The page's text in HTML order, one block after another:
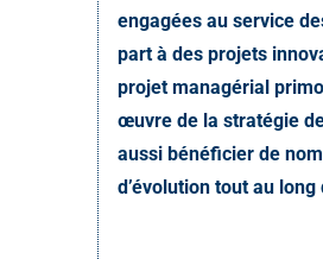
engagées au service
part à des projets
projet managérial
œuvre de la stratégie
aussi bénéficier de
d’évolution tout au